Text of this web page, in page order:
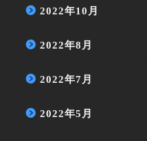
2022年10月
2022年8月
2022年7月
2022年5月